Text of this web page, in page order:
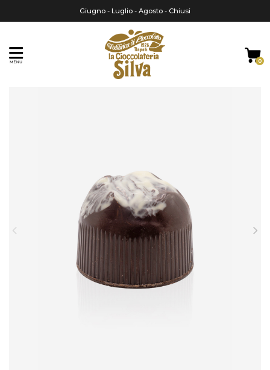
Giugno - Luglio - Agosto - Chiusi
0
Home Panettoncino di cioccolato (forma)